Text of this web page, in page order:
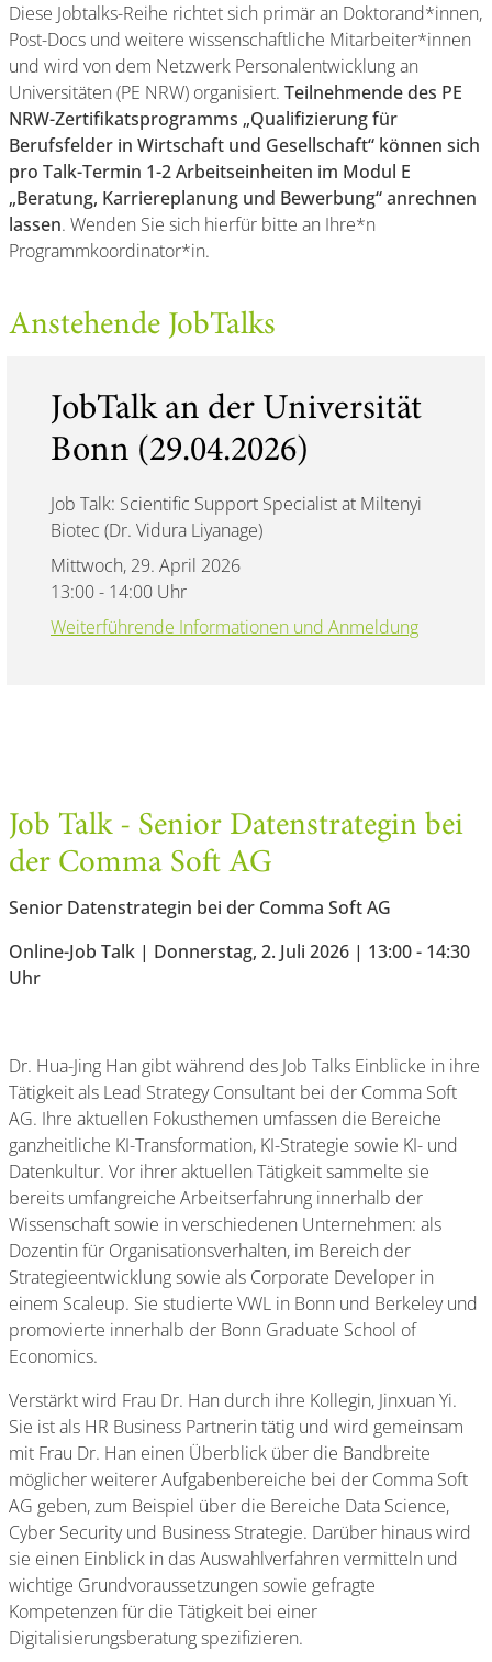
Diese Jobtalks-Reihe richtet sich primär an Doktorand*innen,
Post-Docs und weitere wissenschaftliche Mitarbeiter*innen
und wird von dem Netzwerk Personalentwicklung an
Universitäten (PE NRW) organisiert. Teilnehmende des PE
NRW-Zertifikatsprogramms „Qualifizierung für
Berufsfelder in Wirtschaft und Gesellschaft“ können sich
pro Talk-Termin 1-2 Arbeitseinheiten im Modul E
„Beratung, Karriereplanung und Bewerbung“ anrechnen
lassen. Wenden Sie sich hierfür bitte an Ihre*n
Programmkoordinator*in.
Anstehende JobTalks
JobTalk an der Universität
Bonn (29.04.2026)
Job Talk: Scientific Support Specialist at Miltenyi
Biotec (Dr. Vidura Liyanage)
Mittwoch, 29. April 2026
13:00 - 14:00 Uhr
Weiterführende Informationen und Anmeldung
Job Talk - Senior Datenstrategin bei
der Comma Soft AG
Senior Datenstrategin bei der Comma Soft AG
Online-Job Talk | Donnerstag, 2. Juli 2026 | 13:00 - 14:30
Uhr
Dr. Hua-Jing Han gibt während des Job Talks Einblicke in ihre
Tätigkeit als Lead Strategy Consultant bei der Comma Soft
AG. Ihre aktuellen Fokusthemen umfassen die Bereiche
ganzheitliche KI-Transformation, KI-Strategie sowie KI- und
Datenkultur. Vor ihrer aktuellen Tätigkeit sammelte sie
bereits umfangreiche Arbeitserfahrung innerhalb der
Wissenschaft sowie in verschiedenen Unternehmen: als
Dozentin für Organisationsverhalten, im Bereich der
Strategieentwicklung sowie als Corporate Developer in
einem Scaleup. Sie studierte VWL in Bonn und Berkeley und
promovierte innerhalb der Bonn Graduate School of
Economics.
Verstärkt wird Frau Dr. Han durch ihre Kollegin, Jinxuan Yi.
Sie ist als HR Business Partnerin tätig und wird gemeinsam
mit Frau Dr. Han einen Überblick über die Bandbreite
möglicher weiterer Aufgabenbereiche bei der Comma Soft
AG geben, zum Beispiel über die Bereiche Data Science,
Cyber Security und Business Strategie. Darüber hinaus wird
sie einen Einblick in das Auswahlverfahren vermitteln und
wichtige Grundvoraussetzungen sowie gefragte
Kompetenzen für die Tätigkeit bei einer
Digitalisierungsberatung spezifizieren.